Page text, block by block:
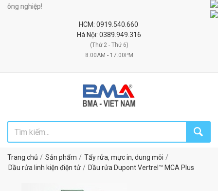
nghiệp!
HCM: 0919.540.660
Hà Nội: 0389.949.316
(Thứ 2 - Thứ 6)
8:00AM - 17:00PM
Trang chủ Sản phẩm
Tẩy rửa, mực in, dung môi
Dầu rửa linh kiện điện tử
Dầu rửa Dupont Vertrel™ MCA Plus